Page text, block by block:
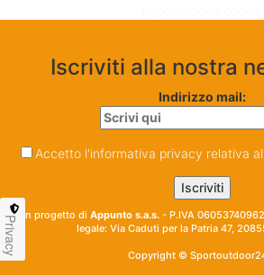
Iscriviti alla nostra
Indirizzo mail:
Accetto l'informativa privacy relativa
Un progetto di Appunto s.a.s. - P.IVA
legale: Via Caduti per la Patria 47,
Copyright ©
Privacy